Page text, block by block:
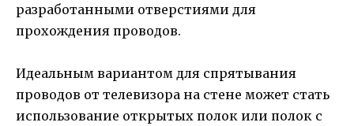
разработанными отверстиями для
прохождения проводов.
Идеальным вариантом для спрятывания
проводов от телевизора на стене может стать
использование открытых полок или полок с